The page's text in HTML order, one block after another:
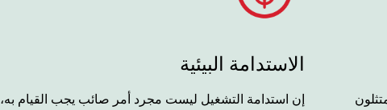
الاستدامة البيئية
إن استدامة التشغيل ليست مجرد أمر صائب يجب القيام به،